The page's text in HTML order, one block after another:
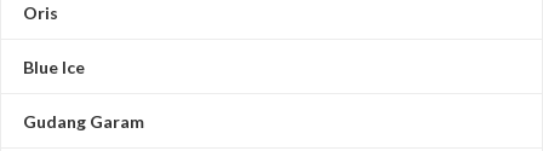
Oris
Blue Ice
Gudang Garam